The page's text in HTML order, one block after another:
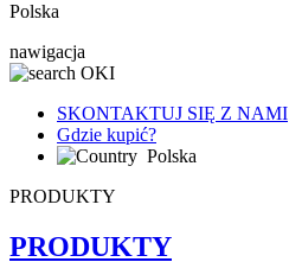
Polska
nawigacja
SKONTAKTUJ SIĘ Z NAMI
Gdzie kupić?
Polska
PRODUKTY
PRODUKTY